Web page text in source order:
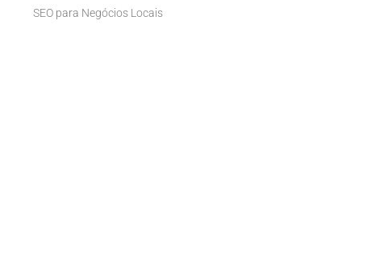
SEO para Negócios Locais